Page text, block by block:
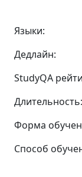
Языки:
Дедлайн:
StudyQA
Длительность:
Форма
Способ